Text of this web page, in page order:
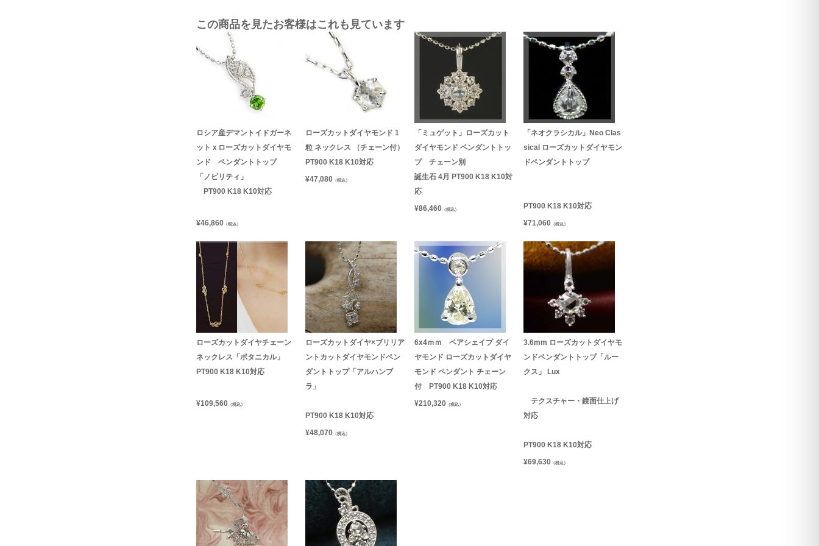
この商品を見たお客様はこれも見ています
ロシア産デマントイドガーネ
ットｘローズカットダイヤモ
ンド ペンダントトップ
「ノビリティ」
PT900 K18 K10対応
¥46,860 （税込）
ローズカットダイヤモンド 1
粒 ネックレス （チェーン付）
PT900 K18 K10対応
¥47,080 （税込）
「ミュゲット」ローズカット
ダイヤモンド ペンダントトッ
プ チェーン別
誕生石 4月 PT900 K18 K10対
応
¥86,460 （税込）
「ネオクラシカル」Neo Clas
sical ローズカットダイヤモン
ドペンダントトップ
PT900 K18 K10対応
¥71,060 （税込）
ローズカットダイヤチェーン
ネックレス「ボタニカル」
PT900 K18 K10対応
¥109,560 （税込）
ローズカットダイヤ×ブリリア
ントカットダイヤモンドペン
ダントトップ「アルハンブ
ラ」
PT900 K18 K10対応
¥48,070 （税込）
6x4ｍｍ ペアシェイプ ダイ
ヤモンド ローズカットダイヤ
モンド ペンダント チェーン
付 PT900 K18 K10対応
¥210,320 （税込）
3.6mm ローズカットダイヤモ
ンドペンダントトップ「ルー
クス」 Lux
テクスチャー・鏡面仕上げ
対応
PT900 K18 K10対応
¥69,630 （税込）